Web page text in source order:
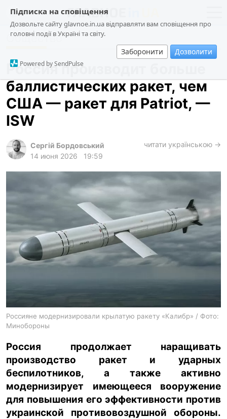
Підписка на сповіщення
Дозвольте сайту glavnoe.in.ua відправляти вам сповіщення про
головні події в Україні та світу.
Заборонити Дозволити
Powered by SendPulse
новости
о проекте
общество
происшествия
криминал
харьков
архив
gambling
ua ru en
Общество
Россия производит больше
баллистических ракет, чем
США — ракет для Patriot, —
ISW
Сергій Бордовський
14 июня 2026
19:59
читати українською →
Россияне модернизировали крылатую ракету «Калибр» / Фото:
Минобороны
Россия продолжает наращивать
производство ракет и ударных
беспилотников, а также активно
модернизирует имеющееся вооружение
для повышения его эффективности против
украинской противовоздушной обороны.